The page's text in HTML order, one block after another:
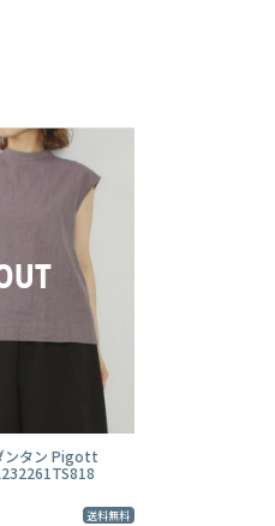
ンタン Pigott
送料無料